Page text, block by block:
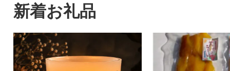
新着お礼品